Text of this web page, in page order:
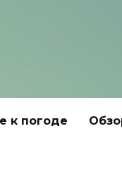
к погоде